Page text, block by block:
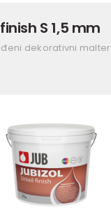
S 1,5 mm
dekorativni malter